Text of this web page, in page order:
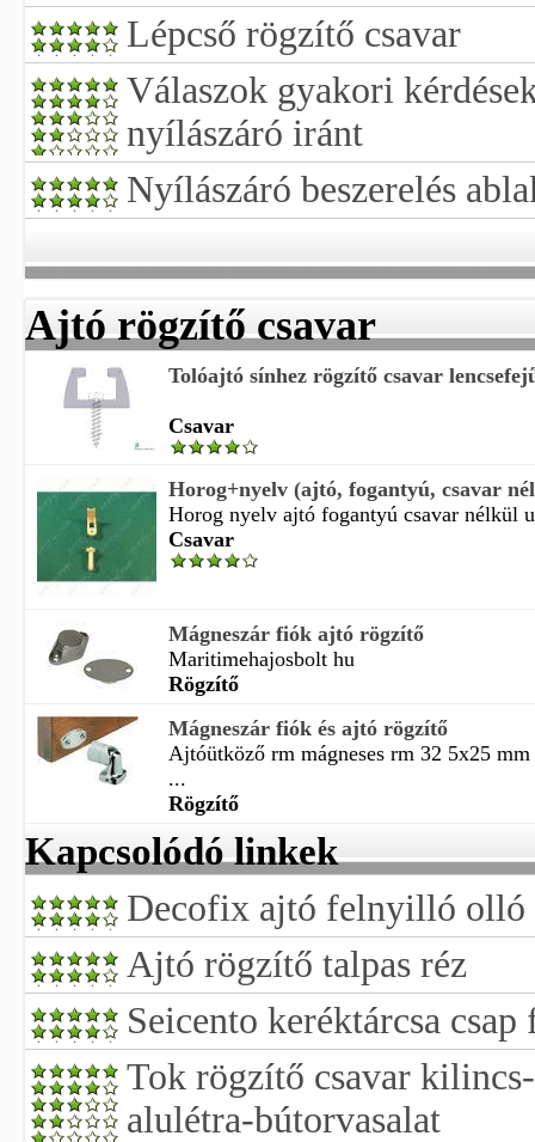
Lépcső rögzítő csavar
Válaszok gyakori
nyílászáró iránt
Nyílászáró beszerelés
Ajtó rögzítő csavar
Tolóajtó sínhez rögzítő csavar
Csavar
Horog+nyelv (ajtó, fogantyú, csavar
Horog nyelv ajtó fogantyú csavar nélkül
Csavar
Mágneszár fiók ajtó rögzítő
Maritimehajosbolt hu
Rögzítő
Mágneszár fiók és ajtó rögzítő
Ajtóütköző rm mágneses rm 32 5x25 mm
...
Rögzítő
Kapcsolódó linkek
Decofix ajtó felnyilló olló
Ajtó rögzítő talpas réz
Seicento keréktárcsa
Tok rögzítő csavar
alulétra-bútorvasalat